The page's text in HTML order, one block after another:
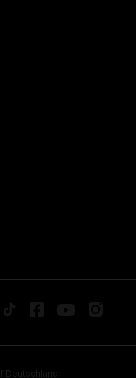
Deutschland!